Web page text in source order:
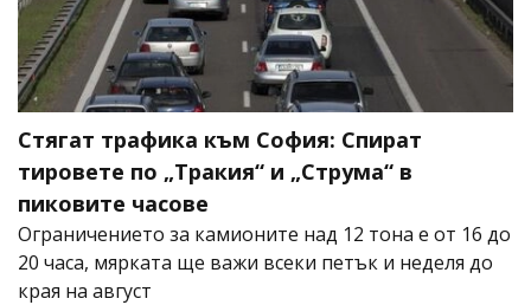
Стягат трафика към София: Спират
тировете по „Тракия“ и „Струма“ в
пиковите часове
Ограничението за камионите над 12 тона е от 16 до
20 часа, мярката ще важи всеки петък и неделя до
края на август